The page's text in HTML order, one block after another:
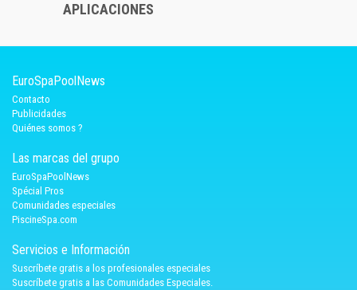
APLICACIONES
EuroSpaPoolNews
Contacto
Publicidades
Quiénes somos ?
Las marcas del grupo
EuroSpaPoolNews
Spécial Pros
Comunidades especiales
PiscineSpa.com
Servicios e Información
Suscríbete gratis a los profesionales especiales
Suscríbete gratis a las Comunidades Especiales.